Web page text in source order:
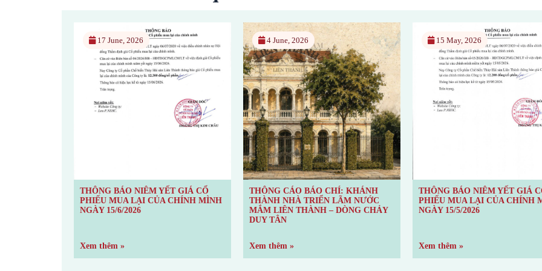
THÔNG CÁO BÁO CHÍ: KHÁNH
THÀNH NHÀ TRIỂN LÃM NƯỚC
MẮM LIÊN THÀNH – DÒNG CHẢY
Xem thêm »
4 June, 2026
THÔNG BÁO NIÊM YẾT GIÁ CỔ
PHIẾU MUA LẠI CỦA CHÍNH MÌNH
NGÀY 15/5/2026
Xem thêm »
15 May, 2026
THÔNG BÁO NIÊM YẾT GIÁ
PHIẾU MUA LẠI CỦA CHÍNH
NGÀY 15/4/2026
Xem thêm »
14 April, 2026